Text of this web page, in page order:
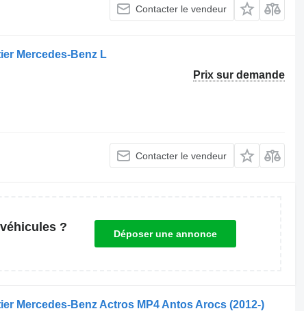
Contacter le vendeur
Mercedes-Benz L
Prix sur demande
Contacter le vendeur
?
Déposer une annonce
Mercedes-Benz Actros MP4 Antos Arocs (2012-)